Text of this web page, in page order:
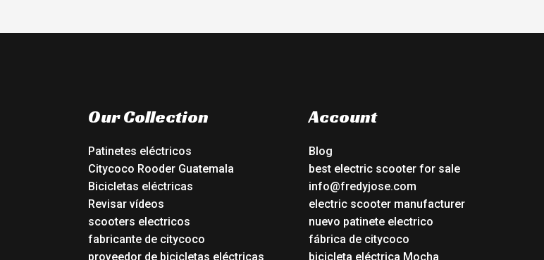
Our Collection
Patinetes eléctricos
Citycoco Rooder Guatemala
Bicicletas eléctricas
Revisar vídeos
scooters electricos
fabricante de citycoco
proveedor de bicicletas eléctricas
Account
Blog
best electric scooter for sale
info@fredyjose.com
electric scooter manufacturer
nuevo patinete electrico
fábrica de citycoco
bicicleta eléctrica Mocha